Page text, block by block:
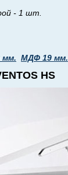
- 1 шт.
мм. МДФ 19 мм.
HS